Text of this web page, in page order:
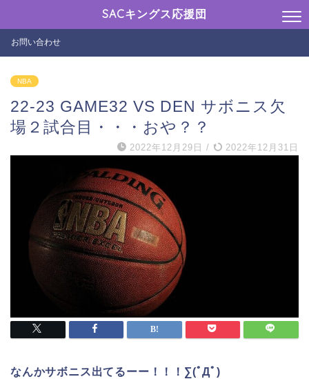
SACキングス応援団
お問い合わせ
NBA
22-23 GAME32 VS DEN サボニス欠
場２試合目・・・おや？？
2022年12月29日 / 2022年12月31日
なんかサボニス出てるーー！！！∑(ﾟДﾟ)